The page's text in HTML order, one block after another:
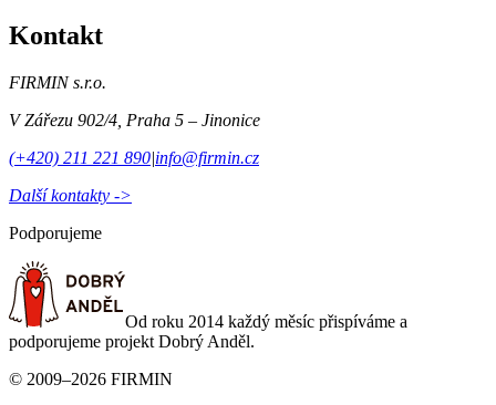
Kontakt
FIRMIN s.r.o.
V Zářezu 902/4 Praha 5 – Jinonice
(+420) 211 221 890|info@firmin.cz
Další kontakty ->
Podporujeme
Od roku 2014 každý měsíc přispíváme a
podporujeme projekt Dobrý Anděl.
© 2009–2026 FIRMIN